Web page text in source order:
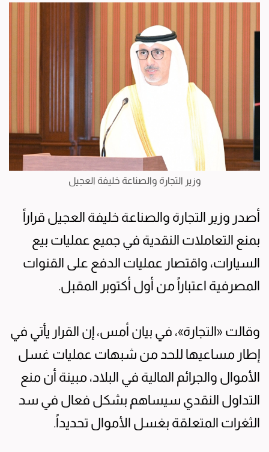
وزير التجارة والصناعة خليفة العجيل
أصدر وزير التجارة والصناعة خليفة العجيل قراراً
بمنع التعاملات النقدية في جميع عمليات بيع
السيارات، واقتصار عمليات الدفع على القنوات
المصرفية اعتباراً من أول أكتوبر المقبل.
وقالت «التجارة»، في بيان أمس، إن القرار يأتي في
إطار مساعيها للحد من شبهات عمليات غسل
الأموال والجرائم المالية في البلاد، مبينة أن منع
التداول النقدي سيساهم بشكل فعال في سد
الثغرات المتعلقة بغسل الأموال تحديداً.